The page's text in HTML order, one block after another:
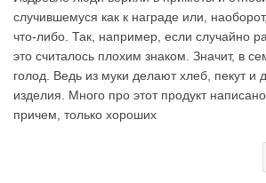
случившемуся как к награде или,
что-либо. Так, например, если случайно
это считалось плохим знаком. Значит, в
голод. Ведь из муки делают хлеб, пекут и
изделия. Много про этот продукт
причем, только хороших